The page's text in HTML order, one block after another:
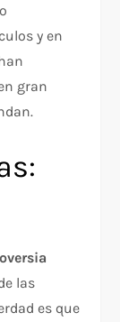
y en
gran
las
es que